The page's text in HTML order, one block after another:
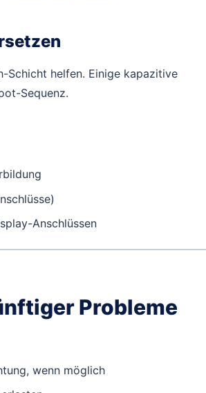
Schicht helfen. Einige kapazitive
Sequenz.
Anschlüssen
Probleme
wenn möglich